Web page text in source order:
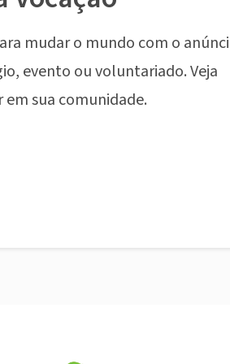
mudar o mundo com o
evento ou voluntariado. Veja
sua comunidade.